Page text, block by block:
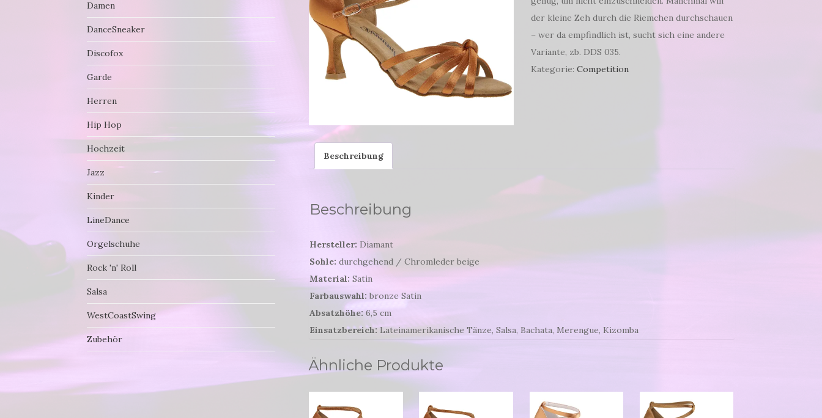
der kleine Zeh durch die Riemchen durchschauen
– wer da empfindlich ist, sucht sich eine andere
Variante, zb. DDS 035.
Kategorie: Competition
Beschreibung
Beschreibung
Hersteller: Diamant
Sohle: durchgehend / Chromleder beige
Material: Satin
Farbauswahl: bronze Satin
Absatzhöhe:6,5 cm
Einsatzbereich:Lateinamerikanische Tänze, Salsa, Bachata, Merengue, Kizomba
Ähnliche Produkte
Damen
DanceSneaker
Discofox
Garde
Herren
Hip Hop
Hochzeit
Jazz
Kinder
LineDance
Orgelschuhe
Rock 'n' Roll
Salsa
WestCoastSwing
Zubehör